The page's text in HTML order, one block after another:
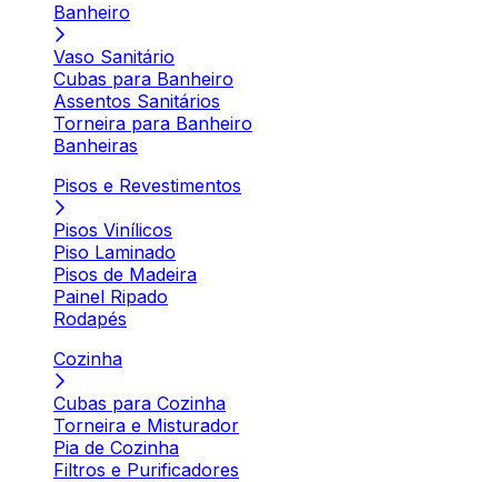
Banheiro
Vaso Sanitário
Cubas para Banheiro
Assentos Sanitários
Torneira para Banheiro
Banheiras
Pisos e Revestimentos
Pisos Vinílicos
Piso Laminado
Pisos de Madeira
Painel Ripado
Rodapés
Cozinha
Cubas para Cozinha
Torneira e Misturador
Pia de Cozinha
Filtros e Purificadores